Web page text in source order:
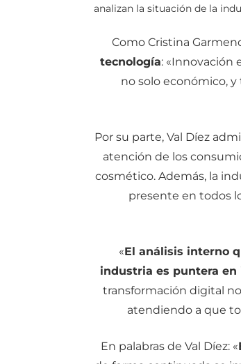
analizan la situación de la
Como Cristina
tecnología: «Innovación
no solo económico,
Por su parte, Val Díez
atención de los
cosmético. Además, la
presente en todos
«El análisis interno
industria es puntera
transformación digital
atendiendo a que
En palabras de Val Díez: «